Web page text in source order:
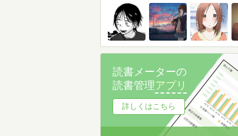
読書メーターの
読書管理アプリ
詳しくはこちら